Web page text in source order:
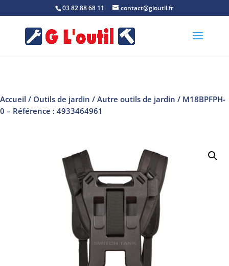
03 82 88 68 11 contact@gloutil.fr
Accueil / Outils de jardin /Autre outils de jardin / M18BPFPH-
0 – Référence : 4933464961